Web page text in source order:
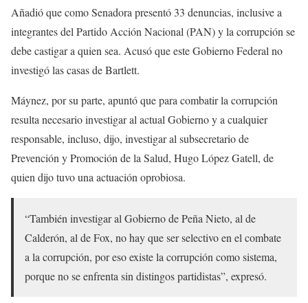
Añadió que como Senadora presentó 33 denuncias, inclusive a
integrantes del Partido Acción Nacional (PAN) y la corrupción se
debe castigar a quien sea. Acusó que este Gobierno Federal no
investigó las casas de Bartlett.
Máynez, por su parte, apuntó que para combatir la corrupción
resulta necesario investigar al actual Gobierno y a cualquier
responsable, incluso, dijo, investigar al subsecretario de
Prevención y Promoción de la Salud, Hugo López Gatell, de
quien dijo tuvo una actuación oprobiosa.
“También investigar al Gobierno de Peña Nieto, al de
Calderón, al de Fox, no hay que ser selectivo en el combate
a la corrupción, por eso existe la corrupción como sistema,
porque no se enfrenta sin distingos partidistas”, expresó.